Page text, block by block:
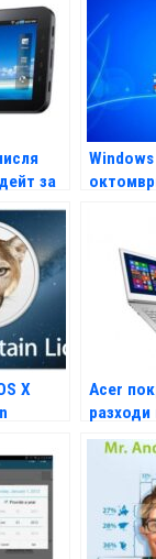
за
X
Acer
разходи
ъпгрейд